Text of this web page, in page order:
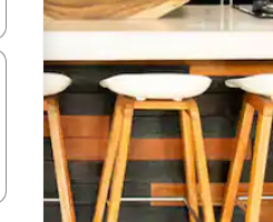
gor in dol ali pa raziskujte z